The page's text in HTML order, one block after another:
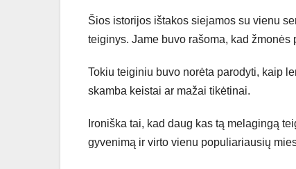
Šios istorijos ištakos siejamos su vienu
teiginys. Jame buvo rašoma, kad
Tokiu teiginiu buvo norėta parodyti, kaip
skamba keistai ar mažai tikėtinai.
Ironiška tai, kad daug kas tą melagingą
gyvenimą ir virto vienu populiariausių